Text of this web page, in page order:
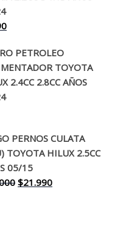
El
actual
es:
$199.990.
PETROLEO
TOYOTA
2.4CC 2.8CC AÑOS
PERNOS CULATA
TOYOTA HILUX 2.5CC
05/15
El
$21.990El